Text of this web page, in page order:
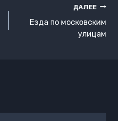
ДАЛЕЕ
Езда по московским
улицам